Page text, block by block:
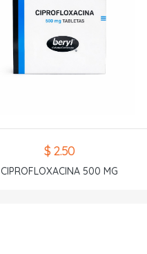
$ 2.50
CIPROFLOXACINA 500 MG